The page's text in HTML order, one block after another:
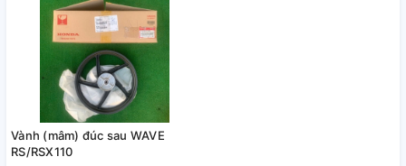
Vành (mâm) đúc sau WAVE
RS/RSX110